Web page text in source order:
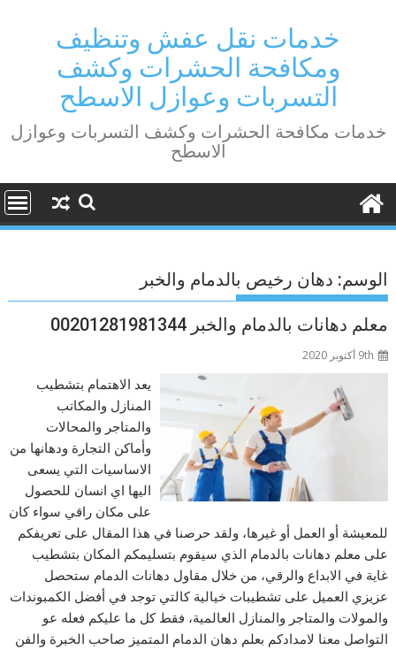
خدمات نقل عفش وتنظيف
ومكافحة الحشرات وكشف
التسربات وعوازل الاسطح
خدمات مكافحة الحشرات وكشف التسربات وعوازل
الاسطح
الوسم: دهان رخيص بالدمام والخبر
معلم دهانات بالدمام والخبر 00201281981344
9th أكتوبر 2020
يعد الاهتمام بتشطيب
المنازل والمكاتب
والمتاجر والمحالات
وأماكن التجارة ودهانها من
الاساسيات التي يسعى
اليها اي انسان للحصول
على مكان راقي سواء كان
للمعيشة أو العمل أو غيرها، ولقد حرصنا في هذا المقال على تعريفكم
على معلم دهانات بالدمام الذي سيقوم بتسليمكم المكان بتشطيب
غاية في الابداع والرقي، من خلال مقاول دهانات الدمام ستحصل
عزيزي العميل على تشطيبات خيالية كالتي توجد في أفضل الكمبوندات
والمولات والمتاجر والمنازل العالمية، فقط كل ما عليكم فعله عو
التواصل معنا لامدادكم بعلم دهان الدمام المتميز صاحب الخبرة والفن